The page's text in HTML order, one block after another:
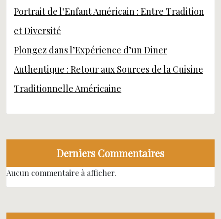
Portrait de l’Enfant Américain : Entre Tradition
et Diversité
Plongez dans l’Expérience d’un Diner
Authentique : Retour aux Sources de la Cuisine
Traditionnelle Américaine
Derniers Commentaires
Aucun commentaire à afficher.